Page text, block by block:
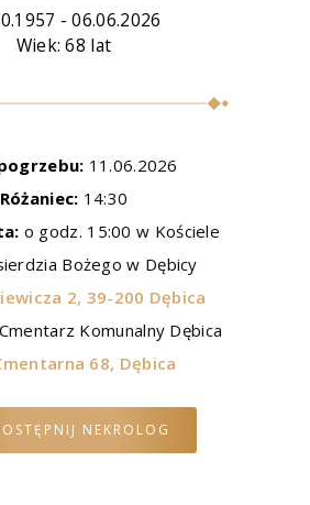
- 06.06.2026
Wiek: 68 lat
11.06.2026
Różaniec: 14:30
o godz. 15:00 w Kościele
Bożego w Dębicy
2, 39-200 Dębica
Cmentarz Komunalny Dębica
68, Dębica
NEKROLOG